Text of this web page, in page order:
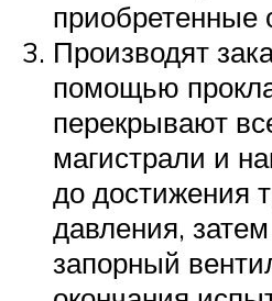
приобретенные
Производят
помощью
перекрывают
магистрали и
до достижения
давления,
запорный